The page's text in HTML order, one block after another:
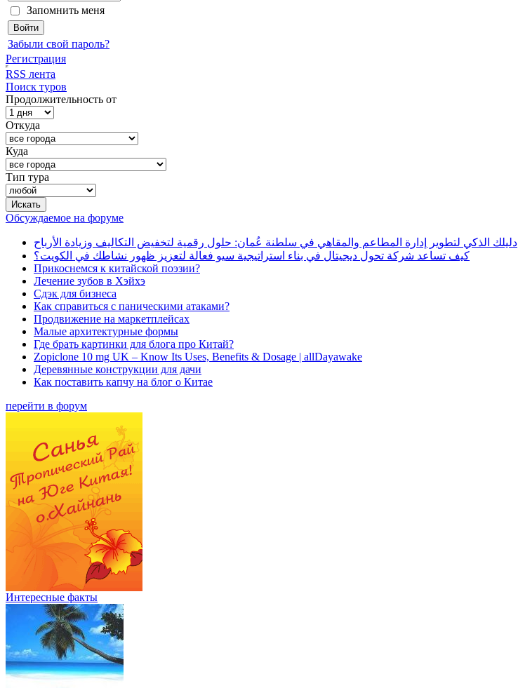
Запомнить меня
Забыли свой пароль?
Регистрация
RSS лента
Поиск туров
Продолжительность от
Откуда
Куда
Тип тура
Обсуждаемое на форуме
دليلك الذكي لتطوير إدارة المطاعم والمقاهي في سلطنة عُمان: حلول رقمية لتخفيض التكاليف وزيادة الأرباح
كيف تساعد شركة تحول ديجيتال في بناء استراتيجية سيو فعالة لتعزيز ظهور نشاطك في الكويت؟
Прикоснемся к китайской поэзии?
Лечение зубов в Хэйхэ
Сдэк для бизнеса
Как справиться с паническими атаками?
Продвижение на маркетплейсах
Малые архитектурные формы
Где брать картинки для блога про Китай?
Zopiclone 10 mg UK – Know Its Uses, Benefits & Dosage | allDayawake
Деревянные конструкции для дачи
Как поставить капчу на блог о Китае
перейти в форум
Интересные факты